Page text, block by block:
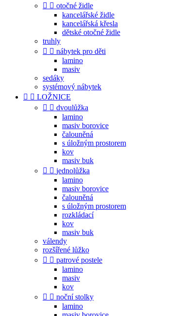
  otočné židle
kancelářské židle
kancelářská křesla
dětské otočné židle
truhly
  nábytek pro děti
lamino
masiv
sedáky
systémový nábytek
  LOŽNICE
  dvoulůžka
lamino
masiv borovice
čalouněná
s úložným prostorem
kov
masiv buk
  jednolůžka
lamino
masiv borovice
čalouněná
s úložným prostorem
rozkládací
kov
masiv buk
válendy
rozšířené lůžko
  patrové postele
lamino
masiv
kov
  noční stolky
lamino